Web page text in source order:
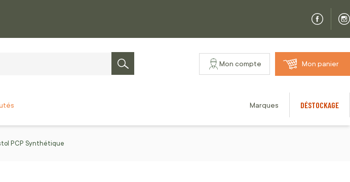
Rechercher
Mon compte Mon panier
Marques DÉSTOCKAGE
PCP Synthétique